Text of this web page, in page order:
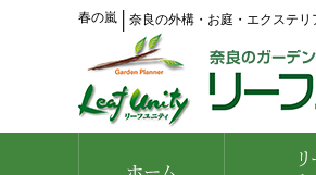
春の嵐 奈良の外構・お庭・エクステ